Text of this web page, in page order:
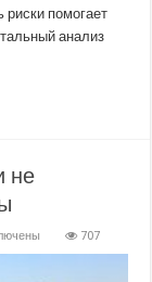
риски помогает
анализ
не
707